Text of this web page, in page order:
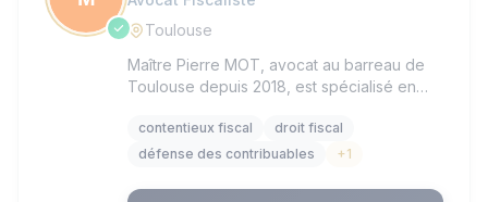
Toulouse
Maître Pierre MOT, avocat au barreau de
Toulouse depuis 2018, est spécialisé en
fiscal et défense des contribuables. Il
accompagne particuliers et entreprises lors
fiscale, en offrant une écoute attentive et
contentieux fiscal
droit fiscal
défense des contribuables
+1